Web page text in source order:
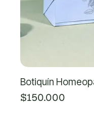
Botiquín
$150.000